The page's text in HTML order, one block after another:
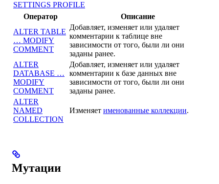
SETTINGS PROFILE
Оператор
Описание
ALTER TABLE
… MODIFY
COMMENT
Добавляет, изменяет или удаляет
комментарии к таблице вне
зависимости от того, были ли они
заданы ранее.
ALTER
DATABASE …
MODIFY
COMMENT
Добавляет, изменяет или удаляет
комментарии к базе данных вне
зависимости от того, были ли они
заданы ранее.
ALTER
NAMED
COLLECTION
Изменяет именованные коллекции.
Мутации